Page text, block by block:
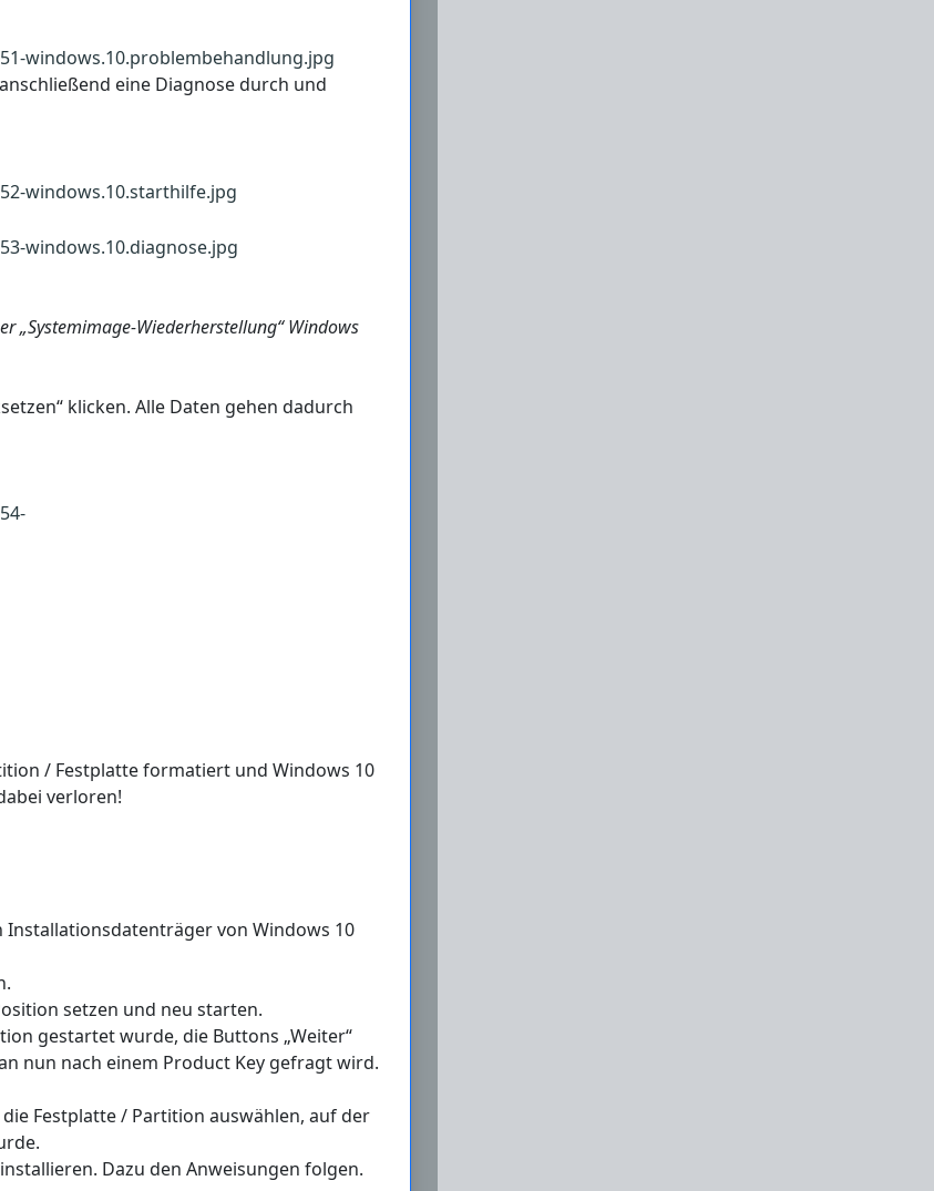
eine Diagnose durch und
„Systemimage-Wiederherstellung“ Windows
klicken. Alle Daten gehen dadurch
/ Festplatte formatiert und Windows 10
verloren!
von Windows 10
setzen und neu starten.
gestartet wurde, die Buttons „Weiter“
nun nach einem Product Key gefragt wird.
Festplatte / Partition auswählen, auf der
Dazu den Anweisungen folgen.